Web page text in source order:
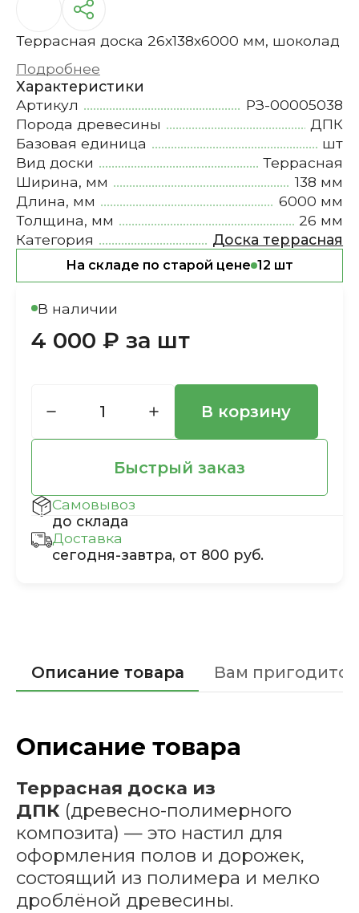
Террасная доска 26х138х6000 мм, шоколад
Подробнее
Характеристики
Артикул
РЗ-00005038
Порода древесины
ДПК
Базовая единица
шт
Вид доски
Террасная
Ширина, мм
138 мм
Длина, мм
6000 мм
Толщина, мм
26 мм
Категория
Доска террасная
На складе по старой цене 12 шт
В наличии
4 000 ₽ за шт
В корзину
Быстрый заказ
Самовывоз
до склада
Доставка
сегодня-завтра, от 800 руб.
Описание товара Вам пригодится
Описание товара
Террасная доска из
ДПК (древесно-полимерного
композита) — это настил для
оформления полов и дорожек,
состоящий из полимера и мелко
дроблёной древесины.